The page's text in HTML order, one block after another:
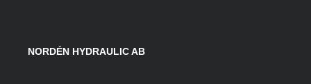
NORDÉN HYDRAULIC AB